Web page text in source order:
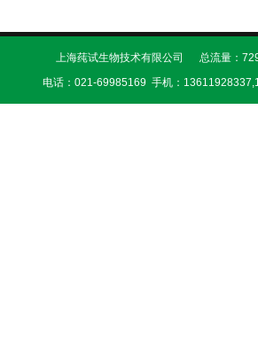
上海莼试生物技术有限公司 总流量：
电话：021-69985169 手机：